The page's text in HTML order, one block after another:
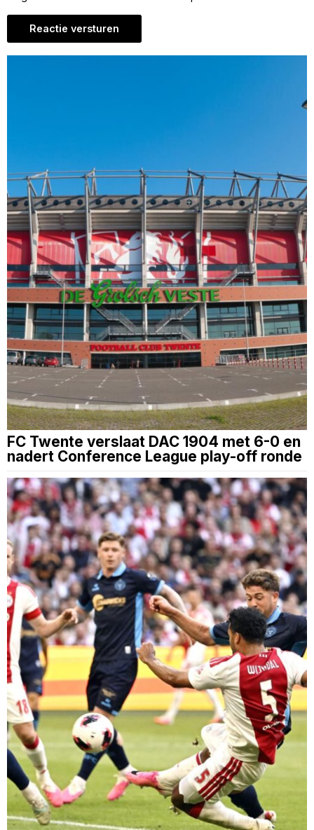
FC Twente verslaat DAC 1904 met 6-0 en
nadert Conference League play-off ronde